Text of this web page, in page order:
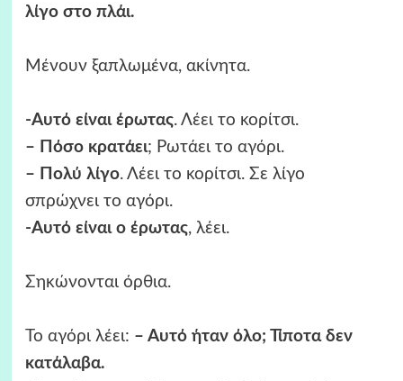
λίγο στο πλάι.
Μένουν ξαπλωμένα, ακίνητα.
-Αυτό είναι έρωτας. Λέει το κορίτσι.
– Πόσο κρατάει; Ρωτάει το αγόρι.
– Πολύ λίγο. Λέει το κορίτσι. Σε λίγο
σπρώχνει το αγόρι.
-Αυτό είναι ο έρωτας, λέει.
Σηκώνονται όρθια.
Το αγόρι λέει: – Αυτό ήταν όλο; Τίποτα δεν
κατάλαβα.